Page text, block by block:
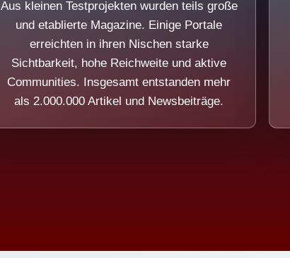
Aus kleinen Testprojekten wurden teils große
und etablierte Magazine. Einige Portale
erreichten in ihren Nischen starke
Sichtbarkeit, hohe Reichweite und aktive
Communities. Insgesamt entstanden mehr
als 2.000.000 Artikel und Newsbeiträge.